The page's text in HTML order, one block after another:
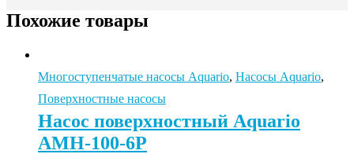
Похожие товары
Многоступенчатые насосы Aquario, Насосы Aquario,
Поверхностные насосы
Насос поверхностный Aquario
AMH-100-6P